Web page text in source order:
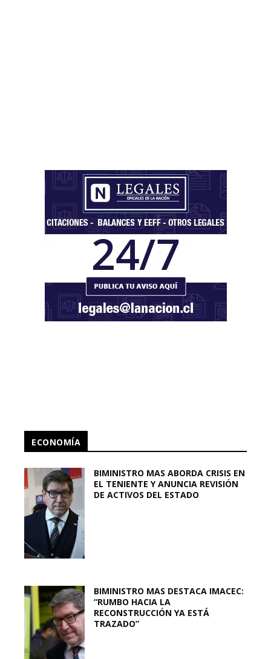
ECONOMÍA
BIMINISTRO MAS ABORDA CRISIS EN
EL TENIENTE Y ANUNCIA REVISIÓN
DE ACTIVOS DEL ESTADO
BIMINISTRO MAS DESTACA IMACEC:
“RUMBO HACIA LA
RECONSTRUCCIÓN YA ESTÁ
TRAZADO”